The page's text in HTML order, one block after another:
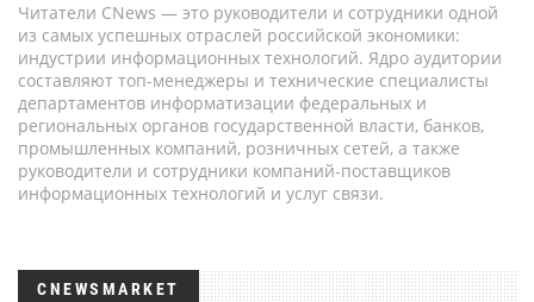
Читатели CNews — это руководители и сотрудники одной
из самых успешных отраслей российской экономики:
индустрии информационных технологий. Ядро аудитории
составляют топ-менеджеры и технические специалисты
департаментов информатизации федеральных и
региональных органов государственной власти, банков,
промышленных компаний, розничных сетей, а также
руководители и сотрудники компаний-поставщиков
информационных технологий и услуг связи.
CNEWSMARKET